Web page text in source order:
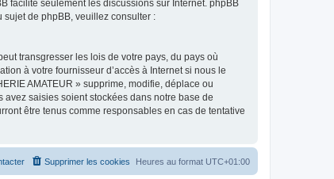
facilite seulement les discussions sur Internet. phpBB
sujet de phpBB, veuillez consulter :
transgresser les lois de votre pays, du pays où
à votre fournisseur d’accès à Internet si nous le
AMATEUR » supprime, modifie, déplace ou
saisies soient stockées dans notre base de
être tenus comme responsables en cas de tentative
Heures au format UTC+01:00
Supprimer les cookies